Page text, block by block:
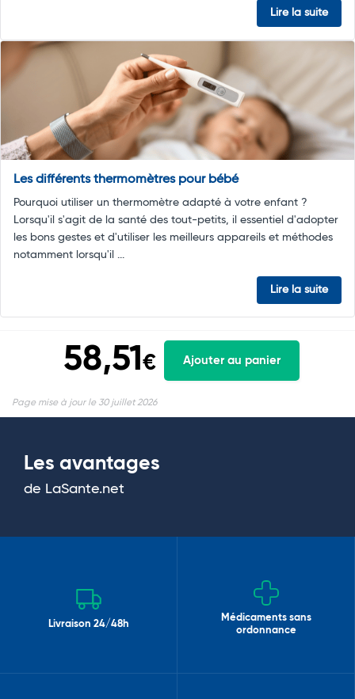
Lire la suite
Les différents thermomètres pour bébé
Pourquoi utiliser un thermomètre adapté à votre enfant ?
Lorsqu'il s'agit de la santé des tout-petits, il essentiel d'adopter
les bons gestes et d'utiliser les meilleurs appareils et méthodes
notamment lorsqu'il ...
Lire la suite
58,51€ Ajouter au panier
Page mise à jour le 30 juillet 2026
Les avantages
de LaSante.net
Livraison 24/48h
Médicaments sans
ordonnance